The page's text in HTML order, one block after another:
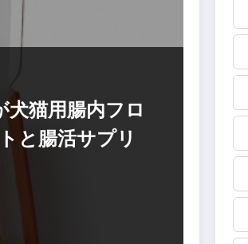
犬猫用腸内フロ
と腸活サプリ